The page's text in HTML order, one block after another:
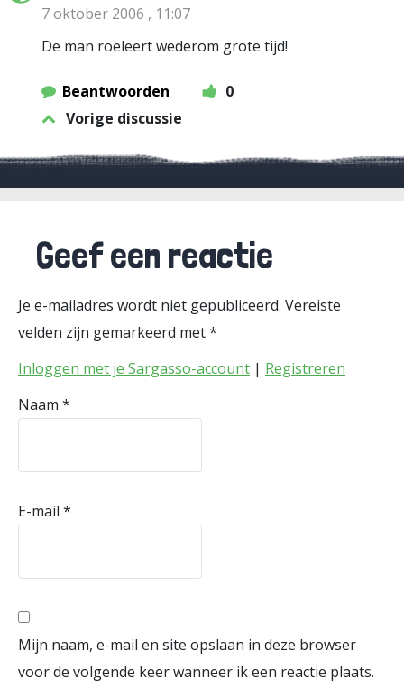
7 oktober 2006 , 11:07
De man roeleert wederom grote tijd!
Beantwoorden
0
Vorige discussie
Geef een reactie
Je e-mailadres wordt niet gepubliceerd. Vereiste
velden zijn gemarkeerd met*
Inloggen met je Sargasso-account | Registreren
Naam *
E-mail *
Mijn naam, e-mail en site opslaan in deze browser
voor de volgende keer wanneer ik een reactie plaats.